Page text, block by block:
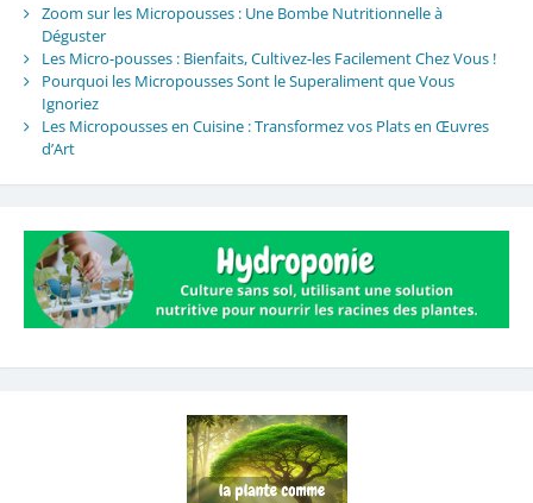
Zoom sur les Micropousses : Une Bombe Nutritionnelle à
Déguster
Les Micro-pousses : Bienfaits, Cultivez-les Facilement Chez Vous !
Pourquoi les Micropousses Sont le Superaliment que Vous
Ignoriez
Les Micropousses en Cuisine : Transformez vos Plats en Œuvres
d’Art